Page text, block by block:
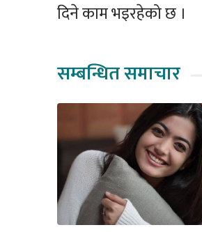
दिने काम भइरहेको छ ।
सम्बन्धित समाचार